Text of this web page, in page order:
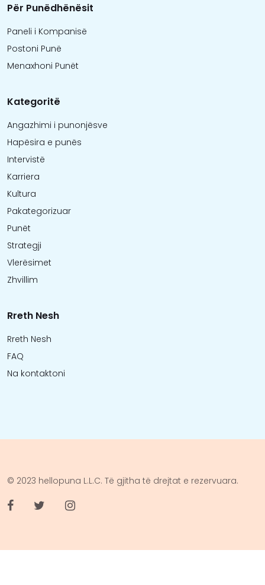
Për Punëdhënësit
Paneli i Kompanisë
Postoni Punë
Menaxhoni Punët
Kategoritë
Angazhimi i punonjësve
Hapësira e punës
Intervistë
Karriera
Kultura
Pakategorizuar
Punët
Strategji
Vlerësimet
Zhvillim
Rreth Nesh
Rreth Nesh
FAQ
Na kontaktoni
© 2023 hellopuna L.L.C. Të gjitha të drejtat e rezervuara.